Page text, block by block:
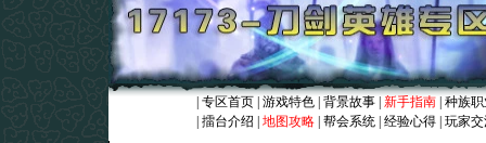
专区首页 游戏特色 背景故事 新手指南 种族
擂台介绍 地图攻略 帮会系统 经验心得 玩家